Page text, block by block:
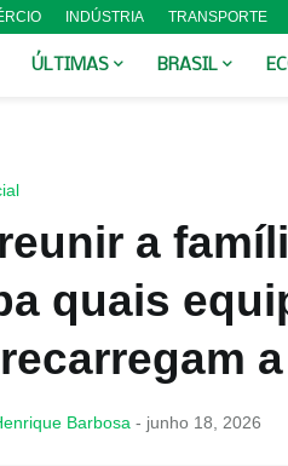
INDÚSTRIA TRANSPORTE
ÚLTIMAS BRASIL
a
quais
Barbosa - junho 18, 2026